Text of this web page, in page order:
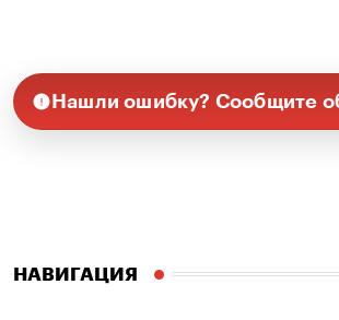
Нашли ошибку? Сообщите
НАВИГАЦИЯ